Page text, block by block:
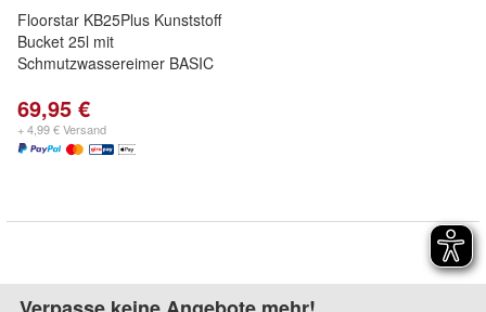
Floorstar KB25Plus Kunststoff
Bucket 25l mit
Schmutzwassereimer BASIC
69,95 €
+ 4,99 € Versand